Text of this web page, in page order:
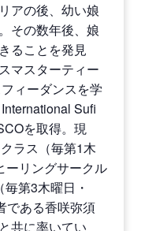
アの後、幼い娘
その数年後、娘
ることを発見
マスターティー
ィーダンスを学
Sufi
を取得。現
ラス（毎第1木
ーリングサークル
第3木曜日・
である香咲弥須
共に率いてい